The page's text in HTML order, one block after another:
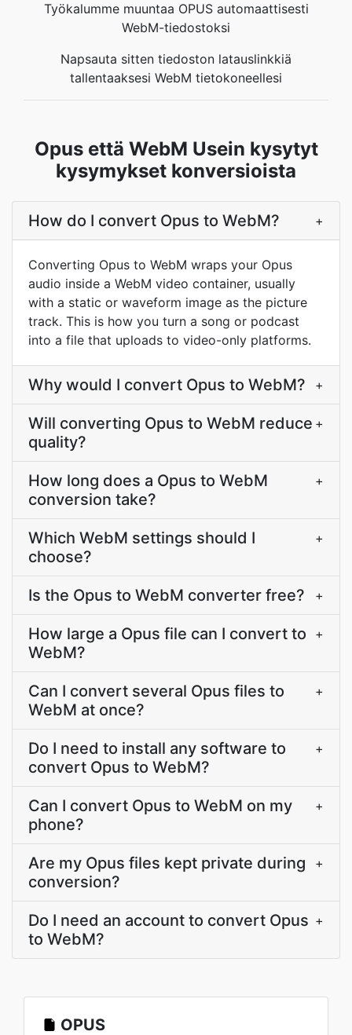
Työkalumme muuntaa OPUS automaattisesti
WebM-tiedostoksi
Napsauta sitten tiedoston latauslinkkiä
tallentaaksesi WebM tietokoneellesi
Opus että WebM Usein kysytyt
kysymykset konversioista
How do I convert Opus to WebM? +
Converting Opus to WebM wraps your Opus
audio inside a WebM video container, usually
with a static or waveform image as the picture
track. This is how you turn a song or podcast
into a file that uploads to video-only platforms.
Why would I convert Opus to WebM? +
Will converting Opus to WebM reduce
quality?
+
How long does a Opus to WebM
conversion take?
+
Which WebM settings should I
choose?
+
Is the Opus to WebM converter free? +
How large a Opus file can I convert to
WebM?
+
Can I convert several Opus files to
WebM at once?
+
Do I need to install any software to
convert Opus to WebM?
+
Can I convert Opus to WebM on my
phone?
+
Are my Opus files kept private during
conversion?
+
Do I need an account to convert Opus
to WebM?
+
OPUS